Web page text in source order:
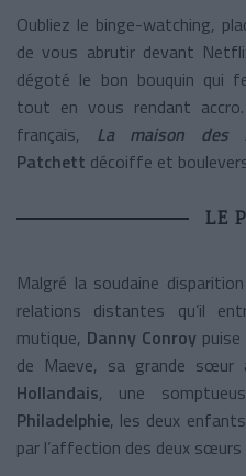
Oubliez le binge-watching,
de vous abrutir devant
dégoté le bon bouquin qui
tout en vous rendant
français, La maison des
Patchett décoiffe et
LE
Malgré la soudaine
relations distantes qu’il
mutique, Danny Conroy
de Maeve, sa grande sœur
Hollandais, une
Philadelphie, les deux
par l’affection des deux